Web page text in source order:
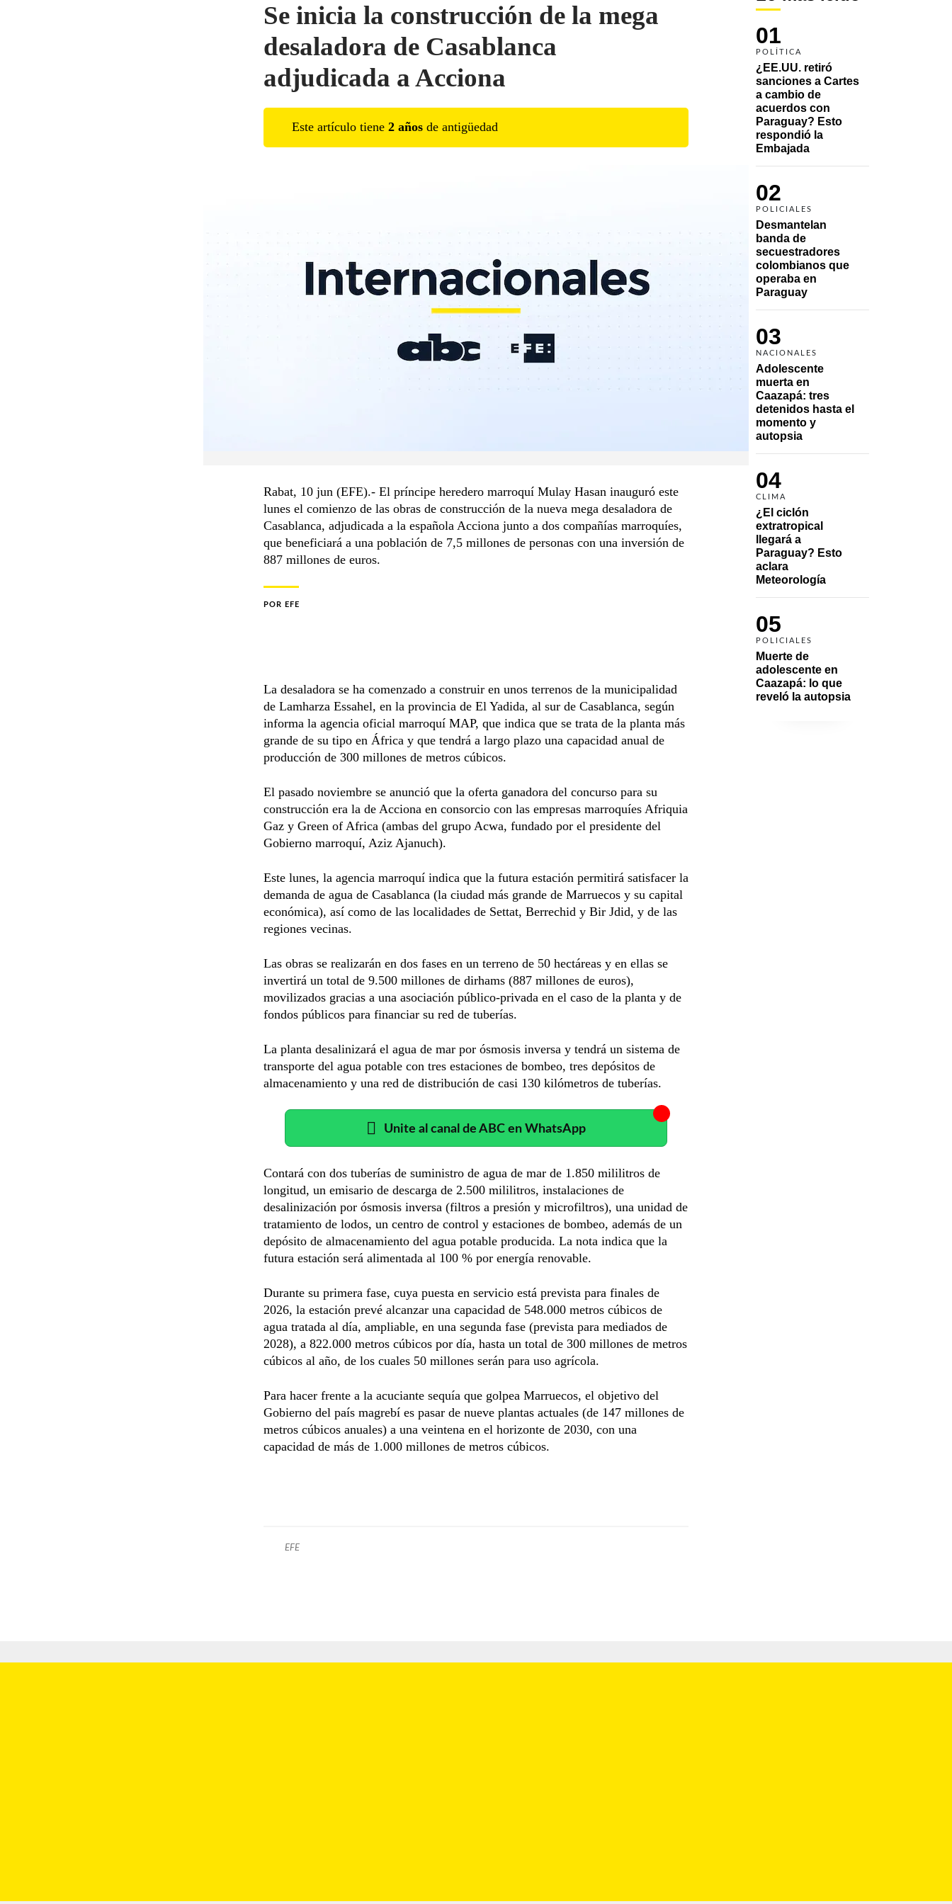
01
POLÍTICA
¿EE.UU. retiró
sanciones a Cartes
a cambio de
acuerdos con
Paraguay? Esto
respondió la
Embajada
02
POLICIALES
Desmantelan
banda de
secuestradores
colombianos que
operaba en
Paraguay
03
NACIONALES
Adolescente
muerta en
Caazapá: tres
detenidos hasta el
momento y
autopsia
04
CLIMA
¿El ciclón
extratropical
llegará a
Paraguay? Esto
aclara
Meteorología
05
POLICIALES
Muerte de
adolescente en
Caazapá: lo que
reveló la autopsia
Se inicia la construcción de la mega
desaladora de Casablanca
adjudicada a Acciona
Este artículo tiene 2 años de antigüedad
Rabat, 10 jun (EFE).- El príncipe heredero marroquí Mulay Hasan inauguró este
lunes el comienzo de las obras de construcción de la nueva mega desaladora de
Casablanca, adjudicada a la española Acciona junto a dos compañías marroquíes,
que beneficiará a una población de 7,5 millones de personas con una inversión de
887 millones de euros.
POR EFE
La desaladora se ha comenzado a construir en unos terrenos de la municipalidad
de Lamharza Essahel, en la provincia de El Yadida, al sur de Casablanca, según
informa la agencia oficial marroquí MAP, que indica que se trata de la planta más
grande de su tipo en África y que tendrá a largo plazo una capacidad anual de
producción de 300 millones de metros cúbicos.
El pasado noviembre se anunció que la oferta ganadora del concurso para su
construcción era la de Acciona en consorcio con las empresas marroquíes Afriquia
Gaz y Green of Africa (ambas del grupo Acwa, fundado por el presidente del
Gobierno marroquí, Aziz Ajanuch).
Este lunes, la agencia marroquí indica que la futura estación permitirá satisfacer la
demanda de agua de Casablanca (la ciudad más grande de Marruecos y su capital
económica), así como de las localidades de Settat, Berrechid y Bir Jdid, y de las
regiones vecinas.
Las obras se realizarán en dos fases en un terreno de 50 hectáreas y en ellas se
invertirá un total de 9.500 millones de dirhams (887 millones de euros),
movilizados gracias a una asociación público-privada en el caso de la planta y de
fondos públicos para financiar su red de tuberías.
La planta desalinizará el agua de mar por ósmosis inversa y tendrá un sistema de
transporte del agua potable con tres estaciones de bombeo, tres depósitos de
almacenamiento y una red de distribución de casi 130 kilómetros de tuberías.
Unite al canal de ABC en WhatsApp
Contará con dos tuberías de suministro de agua de mar de 1.850 mililitros de
longitud, un emisario de descarga de 2.500 mililitros, instalaciones de
desalinización por ósmosis inversa (filtros a presión y microfiltros), una unidad de
tratamiento de lodos, un centro de control y estaciones de bombeo, además de un
depósito de almacenamiento del agua potable producida. La nota indica que la
futura estación será alimentada al 100 % por energía renovable.
Durante su primera fase, cuya puesta en servicio está prevista para finales de
2026, la estación prevé alcanzar una capacidad de 548.000 metros cúbicos de
agua tratada al día, ampliable, en una segunda fase (prevista para mediados de
2028), a 822.000 metros cúbicos por día, hasta un total de 300 millones de metros
cúbicos al año, de los cuales 50 millones serán para uso agrícola.
Para hacer frente a la acuciante sequía que golpea Marruecos, el objetivo del
Gobierno del país magrebí es pasar de nueve plantas actuales (de 147 millones de
metros cúbicos anuales) a una veintena en el horizonte de 2030, con una
capacidad de más de 1.000 millones de metros cúbicos.
EFE